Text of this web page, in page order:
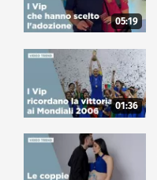
05:19
01:36